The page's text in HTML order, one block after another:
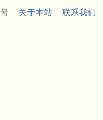
关于本站 联系我们